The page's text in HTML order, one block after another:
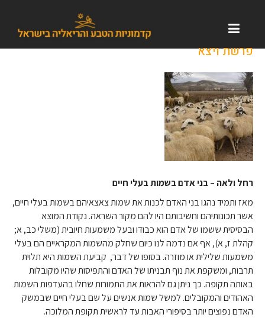
פרשת ויצא
רחל ולאה – בני אדם בשמות בעלי חיים
מאז ותמיד נהגו בני האדם לכנות את שמות צאצאיהם בשמות בעלי חיים,
אשר תכונותיהם וחשיבותם היו להם מקור השראה. נקודת המוצא
הבסיסית ששמו של אדם הוא כבודו ובעל משמעות חיובית (משלי כב, א;
קהלת ז, א), אף אם נדמה לנו כיום שחלק מהשמות המקראיים הם בעלי
משמעות שלילית או מוזרה. בסופו של דבר, קביעת השמות היא תלוית
תרבות, ומשקפת את נוף תבניתו של האדם והתפיסות שהיו מקובלות
באותה תקופה. כך ניתן גם להראות את התמורות שחלו בהעדפות השמות
האהודים והמקובלים. למשל שמות אנשים על שם בעלי חיים שבמשק
האדם נפוצים יותר בסיפורי האבות עד לראשית תקופת המלוכה.